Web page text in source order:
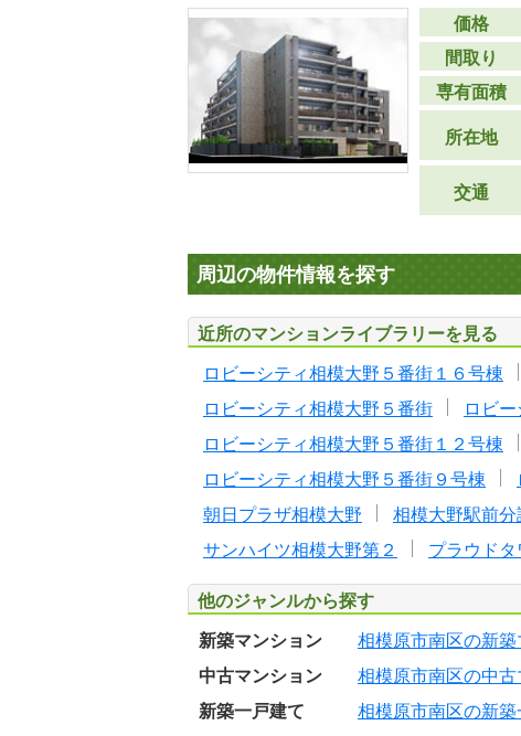
価格
間取り
専有面積
所在地
交通
周辺の物件情報を探す
近所のマンションライブラリーを見る
ロビーシティ相模大野５番街１６号棟
ロビーシティ相模大野５番街
ロビ
ロビーシティ相模大野５番街１２号棟
ロビーシティ相模大野５番街９号棟
朝日プラザ相模大野
相模大野駅前
サンハイツ相模大野第２
プラウド
他のジャンルから探す
新築マンション 相模原市南区の新築
中古マンション
相模原市南区の中古
新築一戸建て
相模原市南区の新築